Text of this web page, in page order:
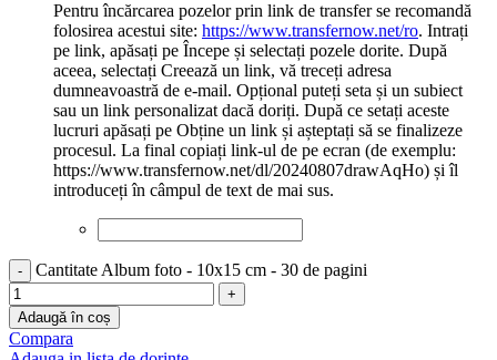
Pentru încărcarea pozelor prin link de transfer se recomandă
folosirea acestui site: https://www.transfernow.net/ro. Intrați
pe link, apăsați pe Începe și selectați pozele dorite. După
aceea, selectați Creează un link, vă treceți adresa
dumneavoastră de e-mail. Opțional puteți seta și un subiect
sau un link personalizat dacă doriți. După ce setați aceste
lucruri apăsați pe Obține un link și așteptați să se finalizeze
procesul. La final copiați link-ul de pe ecran (de exemplu:
https://www.transfernow.net/dl/20240807drawAqHo) și îl
introduceți în câmpul de text de mai sus.
Cantitate Album foto - 10x15 cm - 30 de pagini
Adaugă în coș
Compara